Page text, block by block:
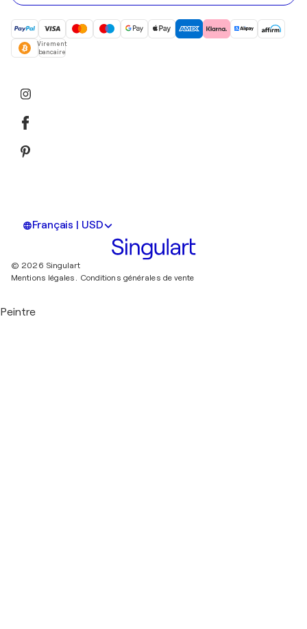
Virement
bancaire
Français | USD
© 2026 Singulart
Mentions légales. Conditions générales de vente
Peintre